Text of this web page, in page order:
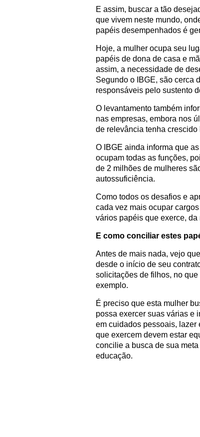
E assim, buscar a tão
que vivem neste mundo,
papéis desempenhados é
Hoje, a mulher ocupa seu
papéis de dona de casa e
assim, a necessidade de
Segundo o IBGE, são cerca
responsáveis pelo sustento
O levantamento também
nas empresas, embora nos
de relevância tenha crescido
O IBGE ainda informa que
ocupam todas as funções,
de 2 milhões de mulheres
autossuficiência.
Como todos os desafios e
cada vez mais ocupar
vários papéis que exerce,
E como conciliar estes
Antes de mais nada, vejo
desde o início de seu
solicitações de filhos, no
exemplo.
É preciso que esta mulher
possa exercer suas várias e
em cuidados pessoais, lazer
que exercem devem estar
concilie a busca de sua
educação.